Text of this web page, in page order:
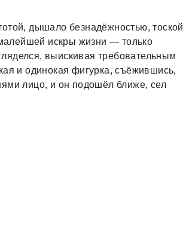
дышало безнадёжностью, тоской
искры жизни — только
выискивая требовательным
и одинокая фигурка, съёжившись,
лицо, и он подошёл ближе, сел